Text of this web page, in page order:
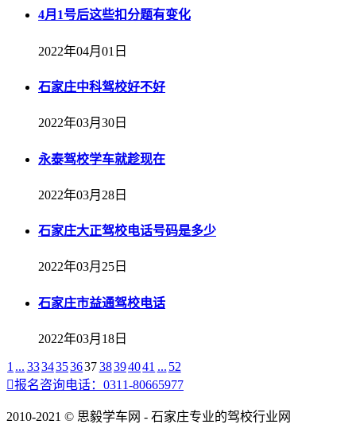
4月1号后这些扣分题有变化
2022年04月01日
石家庄中科驾校好不好
2022年03月30日
永泰驾校学车就趁现在
2022年03月28日
石家庄大正驾校电话号码是多少
2022年03月25日
石家庄市益通驾校电话
2022年03月18日
1 ... 333435363738394041 ... 52
报名咨询电话：0311-80665977
2010-2021 © 思毅学车网 - 石家庄专业的驾校行业网